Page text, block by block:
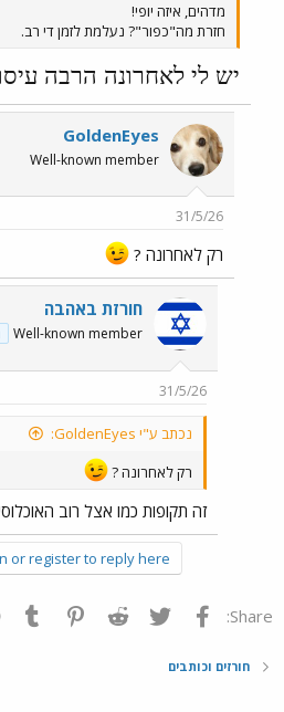
מדהים, איזה יופי!
חזרת מה"כפור"? נעלמת לזמן די רב.
יש לי לאחרונה הרבה
GoldenEyes
Well-known member
31/5/26
רק לאחרונה ?
חורזת באהבה
Well-known member
31/5/26
נכתב ע"י GoldenEyes:
רק לאחרונה ?
זה תקופות כמו אצל רוב
or register to reply here.
Share: פייסבוק Twitter
Reddit
חורזים וכותבים